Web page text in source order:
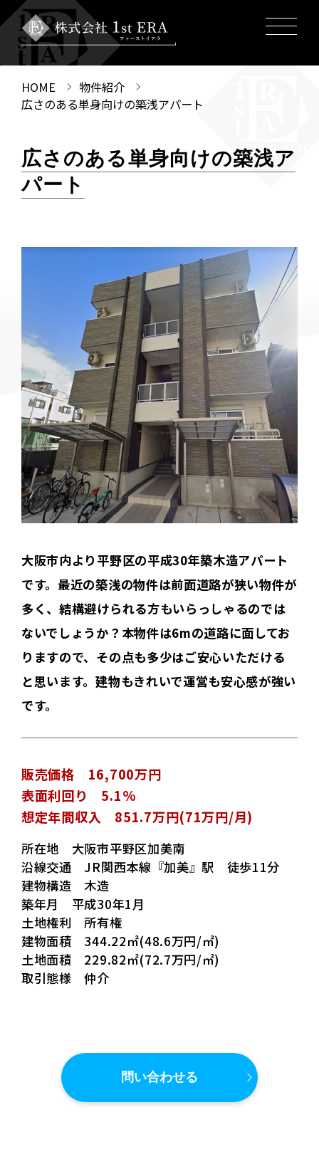
HOME
物件紹介
広さのある単身向けの築浅アパート
広さのある単身向けの築浅ア
パート
大阪市内より平野区の平成30年築木造アパート
です。最近の築浅の物件は前面道路が狭い物件が
多く、結構避けられる方もいらっしゃるのでは
ないでしょうか？本物件は6mの道路に面してお
りますので、その点も多少はご安心いただける
と思います。建物もきれいで運営も安心感が強い
です。
販売価格 16,700万円
表面利回り 5.1%
想定年間収入 851.7万円(71万円/月)
所在地 大阪市平野区加美南
沿線交通 JR関西本線『加美』駅 徒歩11分
建物構造 木造
築年月 平成30年1月
土地権利 所有権
建物面積 344.22㎡(48.6万円/㎡)
土地面積 229.82㎡(72.7万円/㎡)
取引態様 仲介
問い合わせる